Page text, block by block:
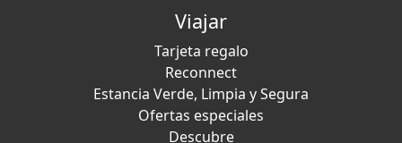
Viajar
Tarjeta regalo
Reconnect
Estancia Verde, Limpia y Segura
Ofertas especiales
Descubre